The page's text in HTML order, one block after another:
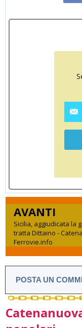
AVANTI
Sicilia, aggiudicata la
tratta Dittaino -
Ferrovie.info
POSTA UN